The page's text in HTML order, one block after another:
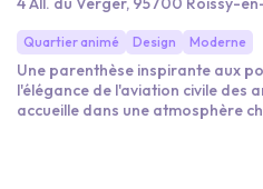
Quartier animé Design Moderne
Une parenthèse inspirante aux portes
l'élégance de l'aviation civile des
accueille dans une atmosphère
du quotidien, idéal pour vos